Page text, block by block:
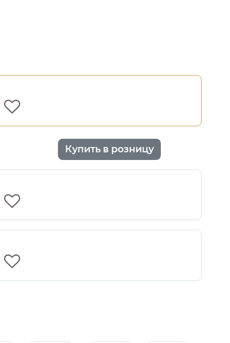
Купить в розницу